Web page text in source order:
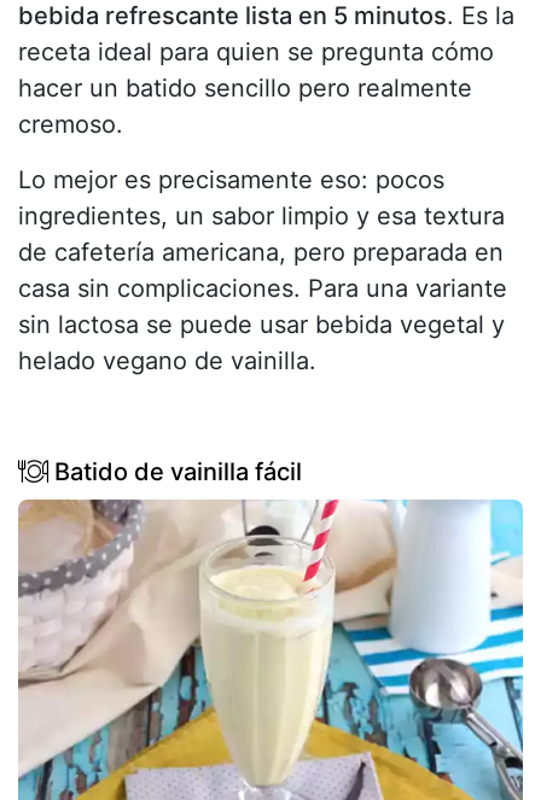
bebida refrescante lista en 5 minutos. Es la
receta ideal para quien se pregunta cómo
hacer un batido sencillo pero realmente
cremoso.
Lo mejor es precisamente eso: pocos
ingredientes, un sabor limpio y esa textura
de cafetería americana, pero preparada en
casa sin complicaciones. Para una variante
sin lactosa se puede usar bebida vegetal y
helado vegano de vainilla.
Batido de vainilla fácil